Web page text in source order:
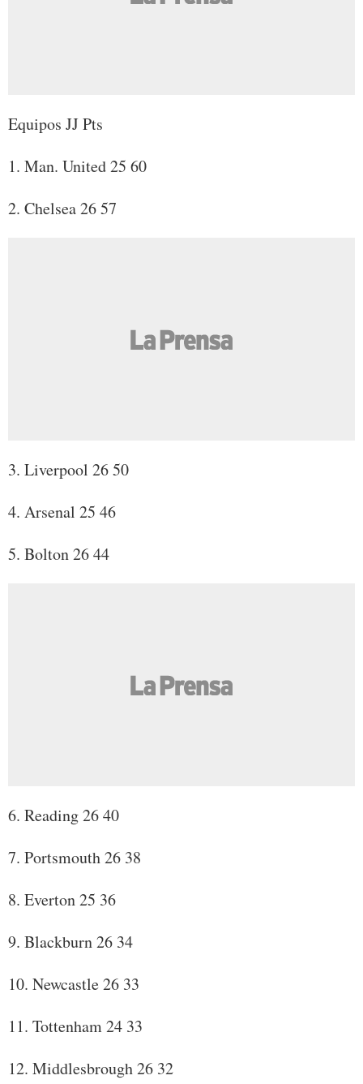
Equipos JJ Pts
1. Man. United 25 60
2. Chelsea 26 57
3. Liverpool 26 50
4. Arsenal 25 46
5. Bolton 26 44
6. Reading 26 40
7. Portsmouth 26 38
8. Everton 25 36
9. Blackburn 26 34
10. Newcastle 26 33
11. Tottenham 24 33
12. Middlesbrough 26 32